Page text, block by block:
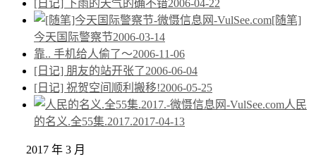
[日记] 下雨的天气的确不错2006-04-22
[随笔]
今天国际警察节2006-03-14
靠.. 手机给人偷了～2006-11-06
[日记] 朋友的站开张了2006-06-04
[日记] 祝贺空间顺利搬移!2006-05-25
人民
的名义.全55集.2017.2017-04-13
2017 年 3 月